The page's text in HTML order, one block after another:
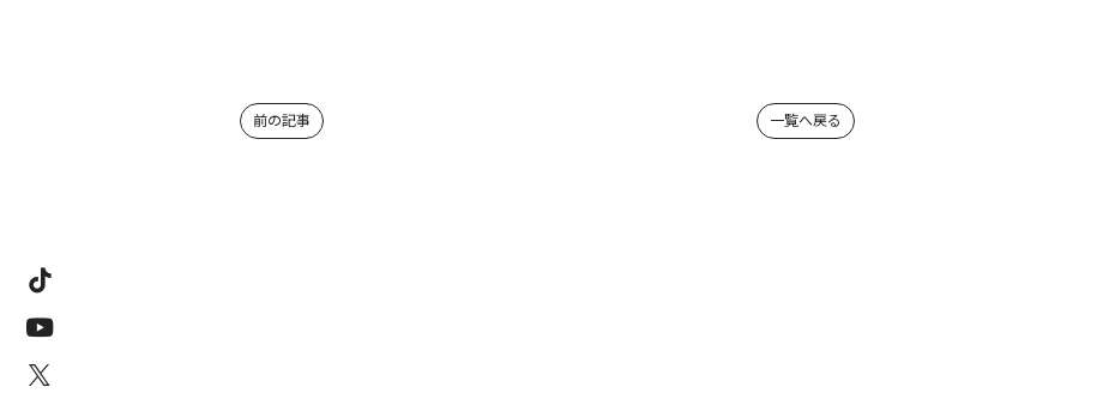
一覧へ戻る
前の記事